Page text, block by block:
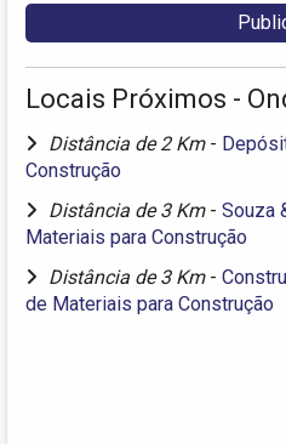
Locais Próximos -
Distância de 2 Km -
Construção
Distância de 3 Km - Souza
Materiais para Construção
Distância de 3 Km -
de Materiais para Construção